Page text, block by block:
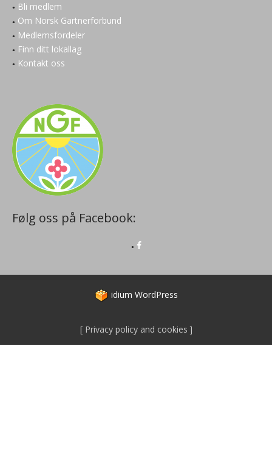
Bli medlem
Om Norsk Gartnerforbund
Medlemsfordeler
Finn ditt lokallag
Kontakt oss
Følg oss på Facebook:
idium WordPress
Privacy policy and cookies